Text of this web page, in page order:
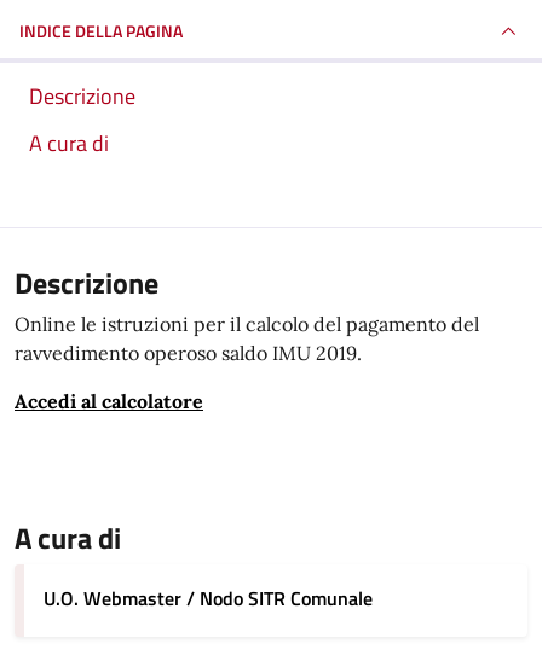
INDICE DELLA PAGINA
Descrizione
A cura di
Descrizione
Online le istruzioni per il calcolo del pagamento del
ravvedimento operoso saldo IMU 2019.
Accedi al calcolatore
A cura di
U.O. Webmaster / Nodo SITR Comunale